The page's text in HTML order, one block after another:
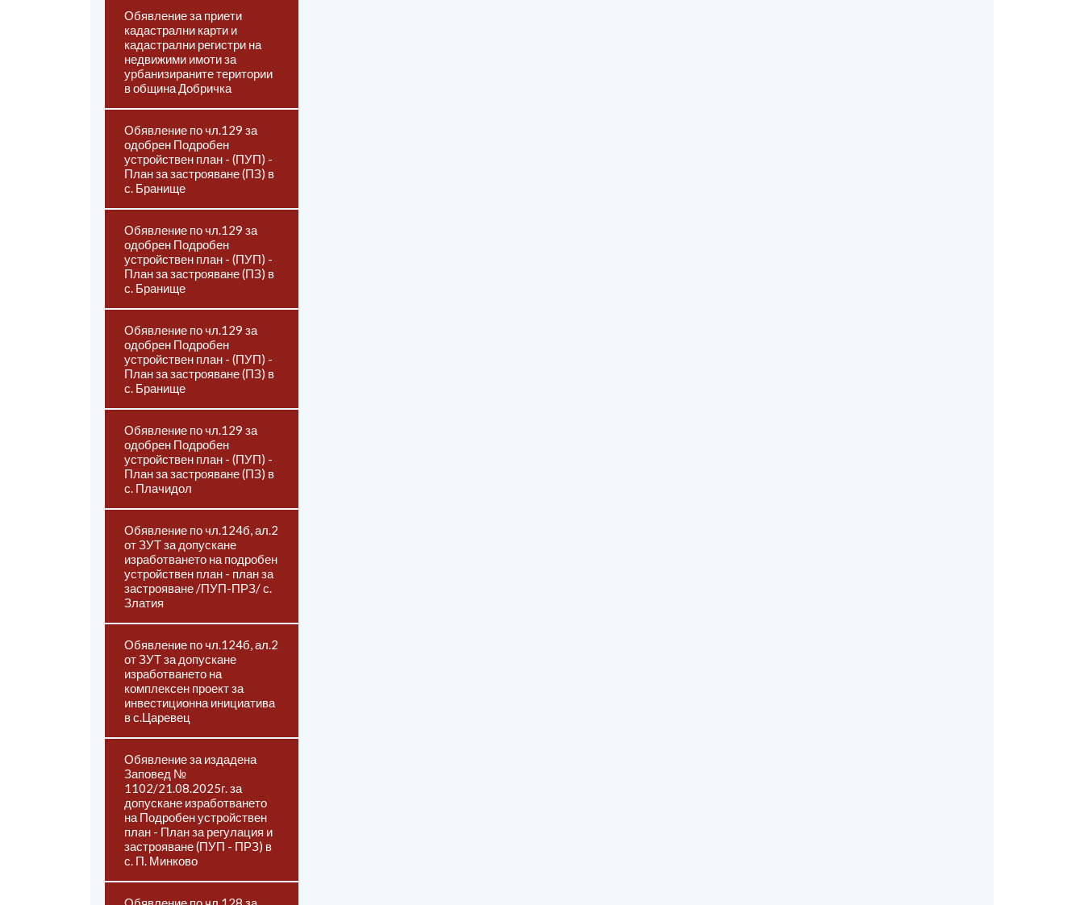
Обявление за приети
кадастрални карти и
кадастрални регистри на
недвижими имоти за
урбанизираните територии
в община Добричка
Обявление по чл.129 за
одобрен Подробен
устройствен план - (ПУП) -
План за застрояване (ПЗ) в
с. Бранище
Обявление по чл.129 за
одобрен Подробен
устройствен план - (ПУП) -
План за застрояване (ПЗ) в
с. Бранище
Обявление по чл.129 за
одобрен Подробен
устройствен план - (ПУП) -
План за застрояване (ПЗ) в
с. Бранище
Обявление по чл.129 за
одобрен Подробен
устройствен план - (ПУП) -
План за застрояване (ПЗ) в
с. Плачидол
Обявление по чл.124б, ал.2
от ЗУТ за допускане
изработването на подробен
устройствен план - план за
застрояване /ПУП-ПРЗ/ с.
Златия
Обявление по чл.124б, ал.2
от ЗУТ за допускане
изработването на
комплексен проект за
инвестиционна инициатива
в с.Царевец
Обявление за издадена
Заповед №
1102/21.08.2025г. за
допускане изработването
на Подробен устройствен
план - План за регулация и
застрояване (ПУП - ПРЗ) в
с. П. Минково